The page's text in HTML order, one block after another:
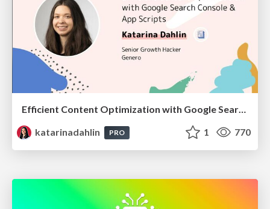
Efficient Content Optimization with Google Search Console & Apps Script
katarinadahlin
PRO 1 770